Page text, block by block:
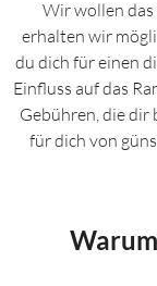
Wir wollen
erhalten wir
du dich für einen
Einfluss auf das
Gebühren, die dir
für dich von